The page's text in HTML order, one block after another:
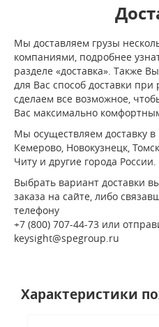
Мы доставляем грузы
компаниями, подробнее
разделе «доставка». Также
для Вас способ доставки
сделаем все возможное,
Вас максимально
Мы осуществляем доставку в
Кемерово, Новокузнецк,
Читу и другие города России.
Выбрать вариант доставки
заказа на сайте, либо
телефону
+7 (800) 707-44-73 или
keysight@spegroup.ru
Характеристики